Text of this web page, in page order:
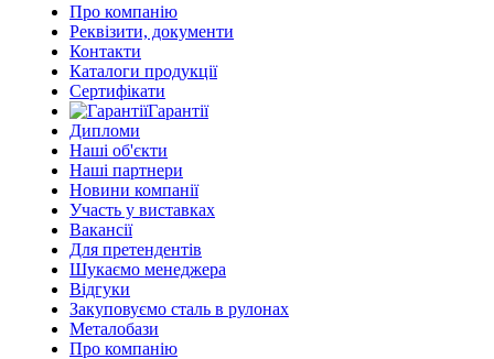
Про компанію
Реквізити, документи
Контакти
Каталоги продукції
Сертифікати
Гарантії
Дипломи
Наші об'єкти
Наші партнери
Новини компанії
Участь у виставках
Вакансії
Для претендентів
Шукаємо менеджера
Відгуки
Закуповуємо сталь в рулонах
Металобази
Про компанію